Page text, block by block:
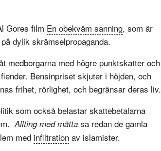
Gores film En obekväm sanning, som är
dylik skrämselpropaganda.
medborgarna med högre punktskatter och
Bensinpriset skjuter i höjden, och
frihet, rörlighet, och begränsar deras liv.
som också belastar skattebetalarna
Allting med måtta sa redan de gamla
med infiltration av islamister.